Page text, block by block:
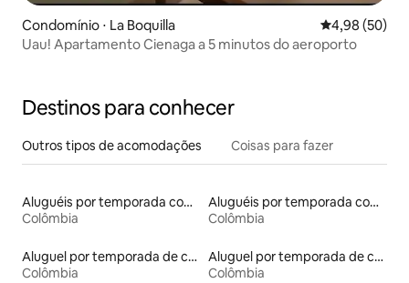
Condomínio ⋅ La Boquilla 4,98 de uma
4,98 (50)
Uau! Apartamento Cienaga a 5 minutos do aeroporto
Destinos para conhecer
Outros tipos de acomodações Coisas para fazer
Aluguéis por temporada com banheira de hidromassagem
Colômbia
Aluguéis por temporada com banheiro para PCD
Colômbia
Aluguel por temporada de casas de hóspedes
Colômbia
Aluguel por temporada de contêineres
Colômbia